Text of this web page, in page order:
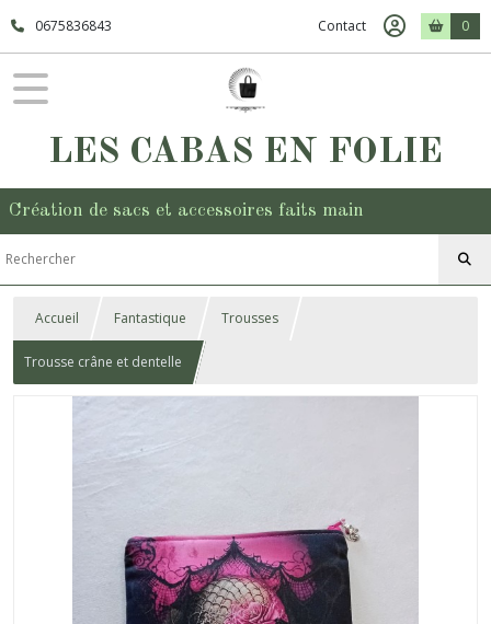
0675836843 Contact 0
LES CABAS EN FOLIE
Création de sacs et accessoires faits main
Accueil Fantastique Trousses
Trousse crâne et dentelle